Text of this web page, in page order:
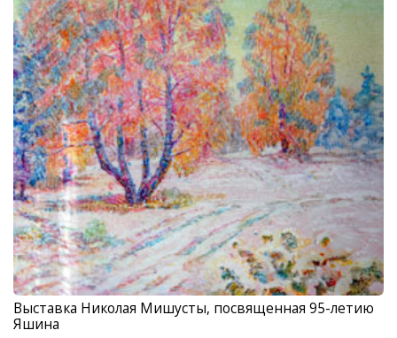
Выставка Николая Мишусты, посвященная 95-летию
Яшина